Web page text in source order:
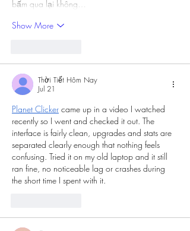
bấm qua lại không…
Show More
Thời Tiết Hôm Nay
Jul 21
Planet Clicker came up in a video I watched
recently so I went and checked it out. The
interface is fairly clean, upgrades and stats are
separated clearly enough that nothing feels
confusing. Tried it on my old laptop and it still
ran fine, no noticeable lag or crashes during
the short time I spent with it.